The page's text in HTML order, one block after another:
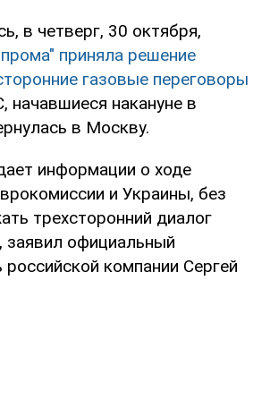
в четверг, 30 октября,
приняла решение
газовые переговоры
начавшиеся накануне в
в Москву.
информации о ходе
и Украины, без
трехсторонний диалог
заявил официальный
российской компании Сергей